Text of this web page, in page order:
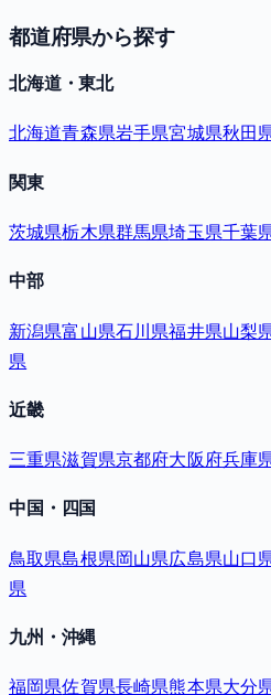
都道府県から探す
北海道・東北
北海道青森県岩手県宮城県秋田
関東
茨城県栃木県群馬県埼玉県千葉
中部
新潟県富山県石川県福井県山梨
県
近畿
三重県滋賀県京都府大阪府兵庫
中国・四国
鳥取県島根県岡山県広島県山口
県
九州・沖縄
福岡県佐賀県長崎県熊本県大分